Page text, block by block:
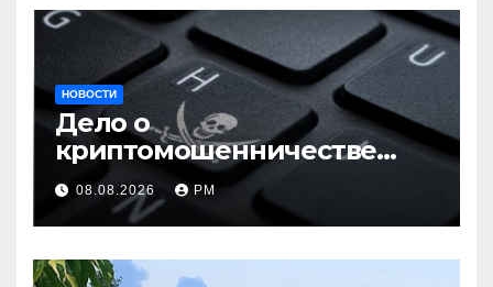
НОВОСТИ
Дело о
криптомошенничестве
оборачивают в содействие
терроризму
08.08.2026 РМ